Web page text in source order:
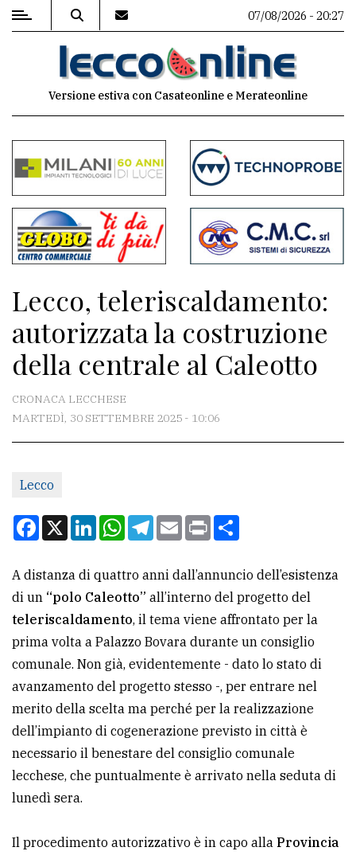
MENU
commenti
Contenuti
del
sito
Meteo
CONTATTI
La
redazione
Per
tua
CERCA
Cerca
per
comune
Ricerca
avanzata
ALTRE
07/08/2026 - 20:27
Versione estiva con Casateonline e Merateonline
Lecco, teleriscaldamento:
autorizzata la costruzione
della centrale al Caleotto
CRONACA LECCHESE
MARTEDÌ, 30 SETTEMBRE 2025 - 10:06
Lecco
Facebook
X LinkedInWhatsApp
Telegram
EmailPrint
A distanza di quattro anni dall’annuncio dell’esistenza
di un “polo Caleotto” all’interno del progetto del
teleriscaldamento, il tema viene affrontato per la
prima volta a Palazzo Bovara durante un consiglio
comunale. Non già, evidentemente - dato lo stato di
avanzamento del progetto stesso -, per entrare nel
merito della scelta ma perché per la realizzazione
dell’impianto di cogenerazione previsto in città è
necessario il benestare del consiglio comunale
lecchese, che puntualmente è arrivato nella seduta di
lunedì sera.
Il procedimento autorizzativo è in capo alla Provincia